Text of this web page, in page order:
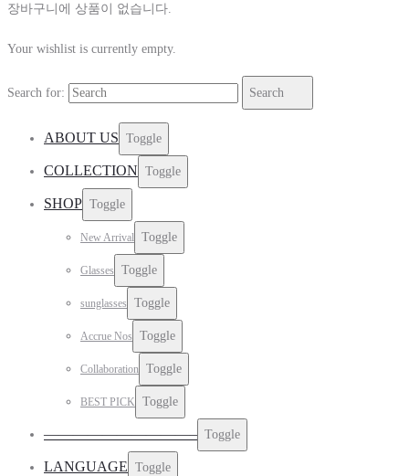
장바구니에 상품이 없습니다.
Your wishlist is currently empty.
Search for: Search
ABOUT US Toggle
COLLECTION Toggle
SHOP Toggle
New Arrival Toggle
Glasses Toggle
sunglasses Toggle
Accrue Nos Toggle
Collaboration Toggle
BEST PICK Toggle
——————————– Toggle
LANGUAGE Toggle